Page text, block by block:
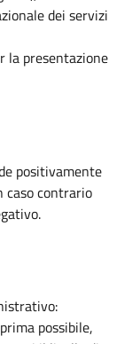
dei servizi
la presentazione
positivamente
caso contrario
possibile,